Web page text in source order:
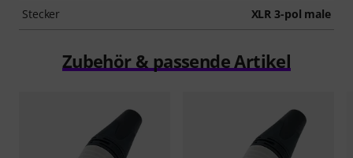
Stecker XLR 3-pol male
Zubehör & passende Artikel